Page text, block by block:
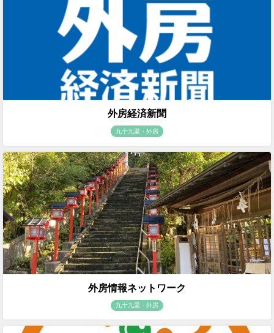
外房経済新聞
九十九里・外房
外房情報ネットワーク
九十九里・外房